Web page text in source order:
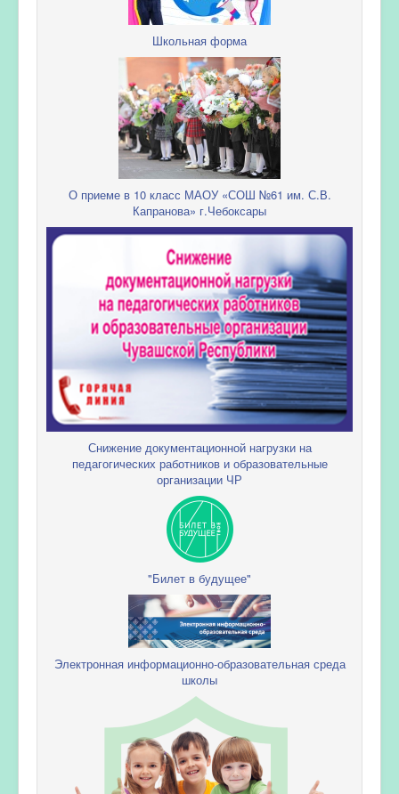
Школьная форма
О приеме в 10 класс МАОУ «СОШ №61 им. С.В.
Капранова» г.Чебоксары
Снижение документационной нагрузки на
педагогических работников и образовательные
организации ЧР
"Билет в будущее"
Электронная информационно-образовательная среда
школы